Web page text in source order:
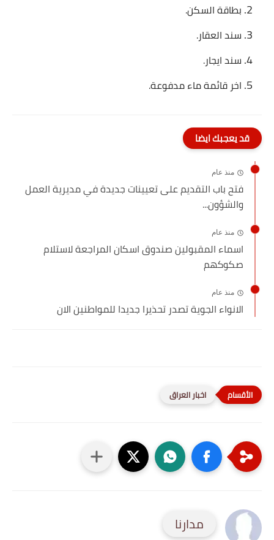
بطاقة السكن.
سند العقار.
سند ايجار.
اخر قائمة ماء مدفوعة.
قد يعجبك ايضا
منذ عام
فتح باب التقديم على تعيينات جديدة في مديرية العمل
والشؤون...
منذ عام
اسماء المقبولين صندوق اسكان المراجعة لاستلام
صكوكهم
منذ عام
الانواء الجوية تصدر تحذيرا جديدا للمواطنين الان
اخبار العراق
مدارنا